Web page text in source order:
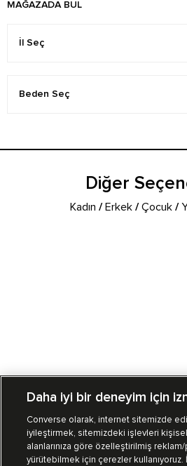
MAĞAZADA BUL
Diğer
Kadın /Erkek /Çocuk /
Mağazalarımız
Daha iyi bir deneyim için
Converse olarak, internet sitemizde
iyileştirmek, sitemizdeki işlevleri
alanlarınıza göre özelleştirilmiş
yürütebilmek için çerezler